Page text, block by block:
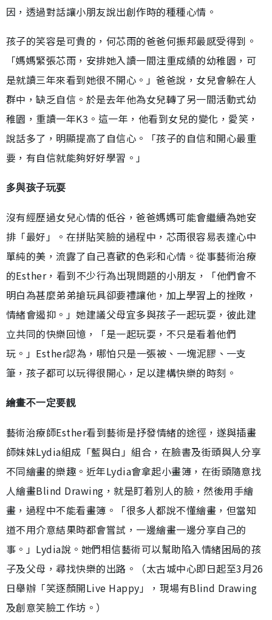
因，透過對話讓小朋友說出創作時的種種心情。
孩子的笑容是可貴的，何芯雨的爸爸何振邦最感受得到。
「媽媽緊張芯雨，安排她入讀一間注重成績的幼稚園，可
是就讀三年來看到她很不開心。」爸爸說，女兒會躲在人
群中，缺乏自信。於是去年他為女兒轉了另一間活動式幼
稚園，重讀一年K3。這一年，他看到女兒的變化，愛笑，
說話多了，明顯提高了自信心。「孩子的自信和開心最重
要，有自信就能夠好好學習。」
多與孩子玩耍
沒有經歷過女兒心情的低谷，爸爸媽媽可能會繼續為她安
排「最好」。在拼貼笑臉的過程中，芯雨很容易表達心中
單純的美，流露了自己喜歡的色彩和心情。從事藝術治療
的Esther，看到不少行為出現問題的小朋友，「他們會不
明白為甚麼弟弟搶玩具卻要禮讓他，加上學習上的挫敗，
情緒會遏抑。」她建議父母宜多與孩子一起玩耍，彼此建
立共同的快樂回憶，「是一起玩耍，不只是看着他們
玩。」Esther認為，哪怕只是一張被、一塊泥膠、一支
筆，孩子都可以玩得很開心，足以建構快樂的時刻。
繪畫不一定要靚
藝術治療師Esther看到藝術是抒發情緒的途徑，遂與插畫
師妹妹Lydia組成「藍與白」組合，在臉書及街頭與人分享
不同繪畫的樂趣。近年Lydia會拿起小畫簿，在街頭隨意找
人繪畫Blind Drawing，就是盯着別人的臉，然後用手繪
畫，過程中不能看畫簿。「很多人都說不懂繪畫，但當知
道不用介意結果時都會嘗試，一邊繪畫一邊分享自己的
事。」Lydia說。她們相信藝術可以幫助陷入情緒困局的孩
子及父母，尋找快樂的出路。（太古城中心即日起至3月26
日舉辦「笑逐顏開Live Happy」，現場有Blind Drawing
及創意笑臉工作坊。）